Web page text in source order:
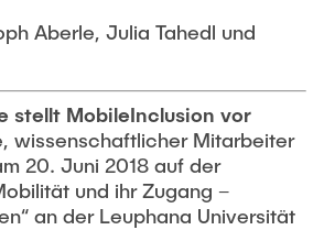
Aberle, Julia Tahedl und
stellt MobileInclusion vor
wissenschaftlicher Mitarbeiter
20. Juni 2018 auf der
und ihr Zugang –
an der Leuphana Universität